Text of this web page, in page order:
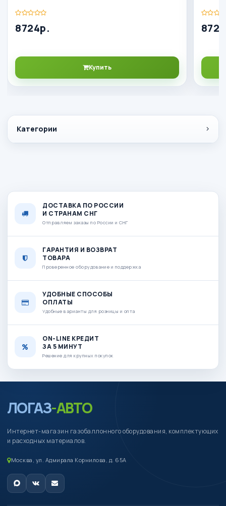
Категории
8724р.
Купить
ДОСТАВКА ПО РОССИИ
И СТРАНАМ СНГ
Отправляем заказы по России и СНГ
ГАРАНТИЯ И ВОЗВРАТ
ТОВАРА
Проверенное оборудование и поддержка
УДОБНЫЕ СПОСОБЫ
ОПЛАТЫ
Удобные варианты для розницы и опта
ON-LINE КРЕДИТ
ЗА 5 МИНУТ
Решение для крупных покупок
ЛОГАЗ-АВТО
Интернет-магазин газобаллонного оборудования, комплектующих
и расходных материалов.
Москва, ул. Адмирала Корнилова, д. 65А